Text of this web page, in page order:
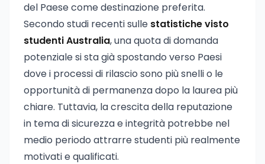
del Paese come destinazione preferita.
Secondo studi recenti sulle statistiche visto
studenti Australia, una quota di domanda
potenziale si sta già spostando verso Paesi
dove i processi di rilascio sono più snelli o le
opportunità di permanenza dopo la laurea più
chiare. Tuttavia, la crescita della reputazione
in tema di sicurezza e integrità potrebbe nel
medio periodo attrarre studenti più realmente
motivati e qualificati.